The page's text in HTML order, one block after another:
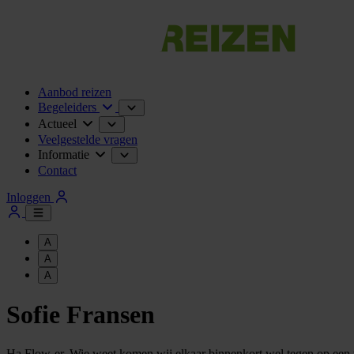
Aanbod reizen
Begeleiders
Actueel
Veelgestelde vragen
Informatie
Contact
Inloggen
A
A
A
Sofie Fransen